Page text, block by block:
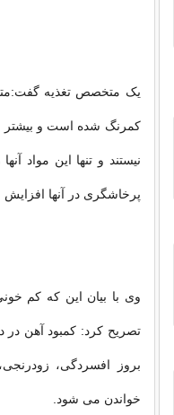
یک متخصص تغذیه
کمرنگ شده است و بیشتر
نیستند و تنها این مواد
پرخاشگری در آنها افزایش
وی با بیان این كه کم
تصریح كرد: کمبود آهن در
بروز افسردگی،
خواندن می شود.